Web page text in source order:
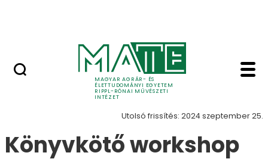
MAGYAR AGRÁR- ÉS
ÉLETTUDOMÁNYI EGYETEM
RIPPL-RÓNAI MŰVÉSZETI
INTÉZET
Könyvkötő workshop
Workshopok
Utolsó frissítés: 2024 szeptember 25.
Könyvkötő workshop